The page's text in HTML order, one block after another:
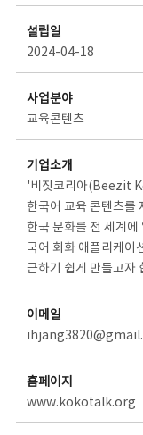
설립일
2024-04-18
사업분야
교육콘텐츠
기업소개
'비짓코리아(Beezit
한국어 교육 콘텐츠를
한국 문화를 전 세계
국어 회화 애플리케이
근하기 쉽게 만들고자
이메일
홈페이지
www.kokotalk.org